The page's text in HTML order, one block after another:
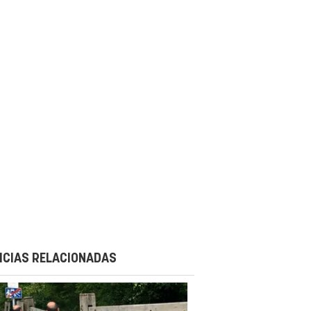
RELACIONADAS